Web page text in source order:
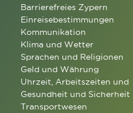
Barrierefreies Zypern
Einreisebestimmungen
Kommunikation
Klima und Wetter
Sprachen und Religionen
Geld und Währung
Uhrzeit, Arbeitszeiten und
Gesundheit und Sicherheit
Transportwesen